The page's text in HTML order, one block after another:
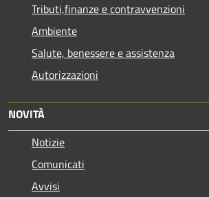
Tributi,finanze e contravvenzioni
Ambiente
Salute, benessere e assistenza
Autorizzazioni
NOVITÀ
Notizie
Comunicati
Avvisi